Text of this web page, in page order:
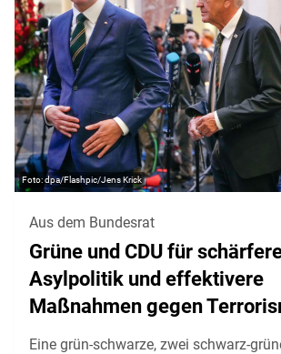
dpa/Flashpic/Jens Krick
Aus dem Bundesrat
Grüne und CDU für
Asylpolitik und effektivere
Maßnahmen gegen
Eine grün-schwarze, zwei schwarz-